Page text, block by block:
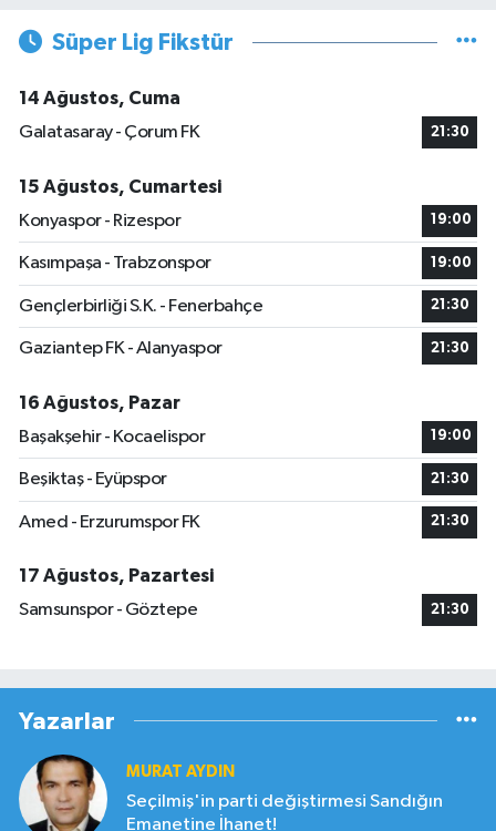
Süper Lig Fikstür
14 Ağustos, Cuma
Galatasaray - Çorum FK
21:30
15 Ağustos, Cumartesi
Konyaspor - Rizespor
19:00
Kasımpaşa - Trabzonspor 19:00
Gençlerbirliği S.K. - Fenerbahçe 21:30
Gaziantep FK - Alanyaspor 21:30
16 Ağustos, Pazar
Başakşehir - Kocaelispor
19:00
Beşiktaş - Eyüpspor 21:30
Amed - Erzurumspor FK 21:30
17 Ağustos, Pazartesi
Samsunspor - Göztepe
21:30
Yazarlar
MURAT AYDIN
Seçilmiş'in parti değiştirmesi Sandığın
Emanetine İhanet!